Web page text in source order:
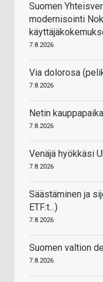
Suomen
modernisointi
7.8.2026
Via dolorosa
7.8.2026
Netin
7.8.2026
Venäjä hyökkäsi
7.8.2026
Säästäminen ja
ETF:t...)
7.8.2026
Suomen valtion
7.8.2026